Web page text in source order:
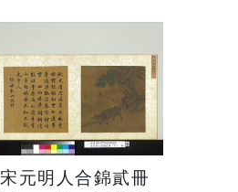
宋元明人合錦貳冊